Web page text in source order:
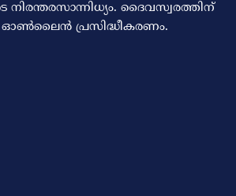
ദൈവസ്വരത്തിന്‌
പ്രസിദ്ധീകരണം.